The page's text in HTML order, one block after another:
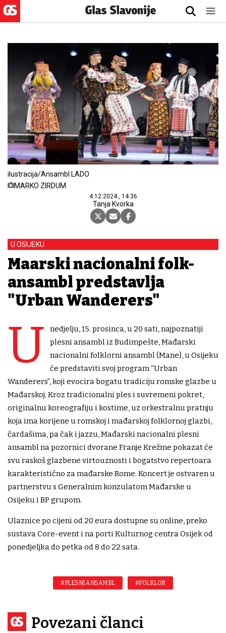
ilustracija/Ansambl LADO
MARKO ZIRDUM
4.12.2024., 14:36
Tanja Kvorka
U OSIJEKU
Mađarski nacionalni folk-
ansambl predstavlja
"Urban Wanderers"
U
nedjelju, 15. prosinca, u 20 sati, najpoznatiji
plesni ansambl iz Budimpešte, Mađarski
nacionalni folklorni ansambl (Mane), u Osijeku
će predstaviti svoj program “Urban
Wanderers”, koji evocira bogatu tradiciju romske glazbe u
Mađarskoj. Kroz tradicionalni ples i suvremeni pokret,
originalnu koreografiju i kostime, uz orkestralnu pratnju
koja ima korijene u romskoj i mađarskoj folklornoj glazbi,
čardašima, pa čak i jazzu, Mađarski nacionalni plesni
ansambl na pozornici dvorane Franje Krežme pokazat će
svu raskoš glazbene virtouznosti i bogatstvo repertoara
karakteristično za mađarske Rome. Koncert je ostvaren u
partnerstvu s Generalnim konzulatom Mađarske u
Osijeku i BP grupom.
Ulaznice po cijeni od 20 eura dostupne su online, preko
sustava Core-event i na porti Kulturnog centra Osijek od
ponedjeljka do petka od 8 do 22 sata.
#PLESNI ANSAMBL #FOLKLOR
Povezani članci